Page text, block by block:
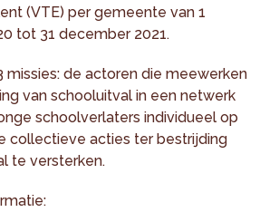
(VTE) per gemeente van 1
tot 31 december 2021.
missies: de actoren die meewerken
van schooluitval in een netwerk
schoolverlaters individueel op
collectieve acties ter bestrijding
te versterken.